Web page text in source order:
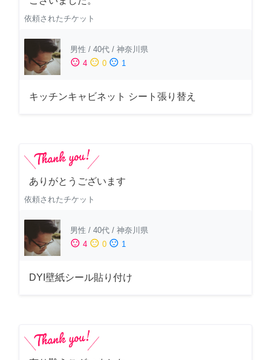
依頼されたチケット
男性 / 40代 / 神奈川県
sentiment_satisfied 4 sentiment_neutral 0 sentiment_dissatisfied 1
キッチンキャビネット シート張り替え
ありがとうございます
依頼されたチケット
男性 / 40代 / 神奈川県
sentiment_satisfied 4 sentiment_neutral 0 sentiment_dissatisfied 1
DYI壁紙シール貼り付け